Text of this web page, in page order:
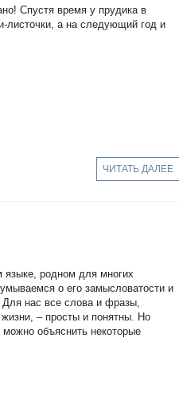
Спустя время у прудика в
листочки, а на следующий год и
ЧИТАТЬ ДАЛЕЕ
родном для многих
о его замысловатости и
нас все слова и фразы,
– просты и понятны. Но
объяснить некоторые